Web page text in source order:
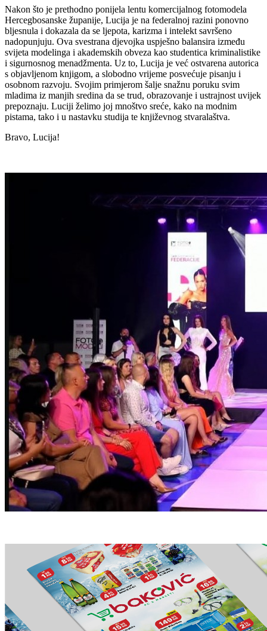
Nakon što je prethodno ponijela lentu komercijalnog fotomodela
Hercegbosanske županije, Lucija je na federalnoj razini ponovno
bljesnula i dokazala da se ljepota, karizma i intelekt savršeno
nadopunjuju. Ova svestrana djevojka uspješno balansira između
svijeta modelinga i akademskih obveza kao studentica kriminalistike
i sigurnosnog menadžmenta. Uz to, Lucija je već ostvarena autorica
s objavljenom knjigom, a slobodno vrijeme posvećuje pisanju i
osobnom razvoju. Svojim primjerom šalje snažnu poruku svim
mladima iz manjih sredina da se trud, obrazovanje i ustrajnost uvijek
prepoznaju. Luciji želimo joj mnoštvo sreće, kako na modnim
pistama, tako i u nastavku studija te književnog stvaralaštva.
Bravo, Lucija!